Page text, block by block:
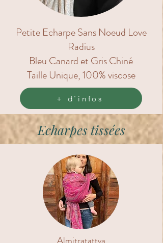
Petite Echarpe Sans Noeud Love
Radius
Bleu Canard et Gris Chiné
Taille Unique, 100% viscose
+ d'infos
Echarpes tissées